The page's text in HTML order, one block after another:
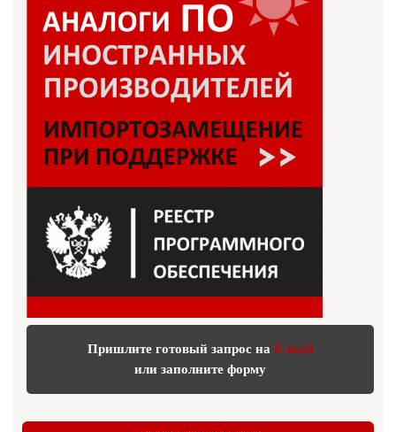
Пришлите готовый запрос на E-mail
или заполните форму